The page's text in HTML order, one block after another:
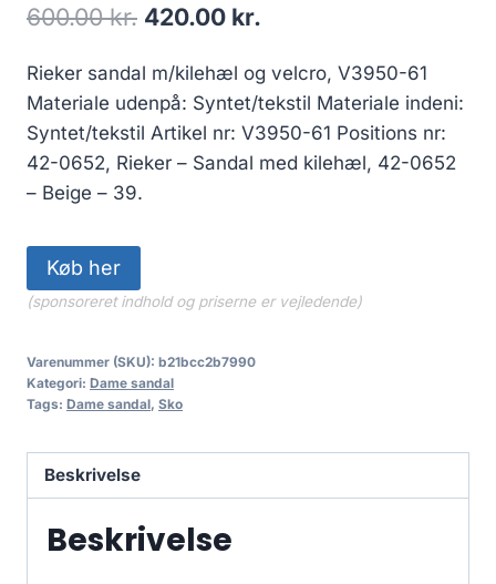
600.00kr. Den
pris
var:
600.00 kr..
420.00 kr.
pris
er:
420.00 kr..
Rieker sandal m/kilehæl og velcro, V3950-61
Materiale udenpå: Syntet/tekstil Materiale indeni:
Syntet/tekstil Artikel nr: V3950-61 Positions nr:
42-0652, Rieker – Sandal med kilehæl, 42-0652
– Beige – 39.
Køb her
(sponsoreret indhold og priserne er vejledende)
Varenummer (SKU): b21bcc2b7990
Kategori: Dame sandal
Tags: Dame sandal, Sko
Beskrivelse
Beskrivelse